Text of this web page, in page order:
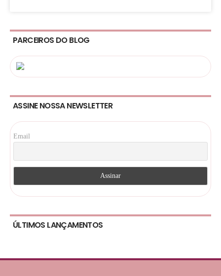
PARCEIROS DO BLOG
ASSINE NOSSA NEWSLETTER
Email
ÚLTIMOS LANÇAMENTOS